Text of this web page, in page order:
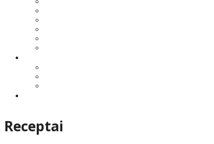
Receptai